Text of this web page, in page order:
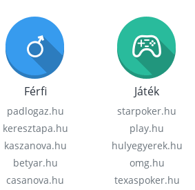
Férfi
padlogaz.hu
keresztapa.hu
kaszanova.hu
betyar.hu
casanova.hu
Játék
starpoker.hu
play.hu
hulyegyerek.hu
omg.hu
texaspoker.hu